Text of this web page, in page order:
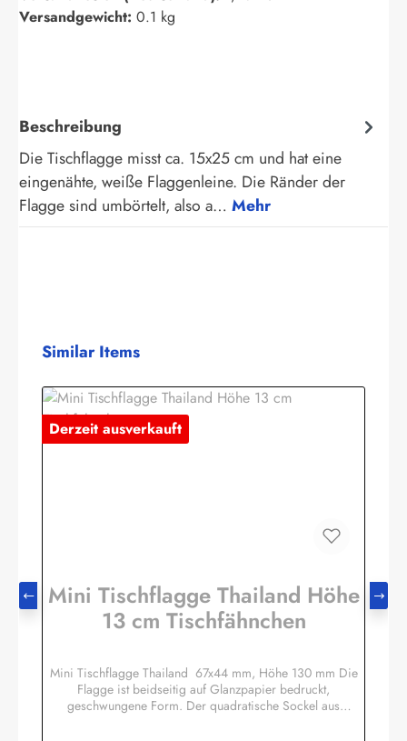
Versandgewicht: 0.1 kg
Beschreibung
Die Tischflagge misst ca. 15x25 cm und hat eine
eingenähte, weiße Flaggenleine. Die Ränder der
Flagge sind umbörtelt, also a… Mehr
Produktgalerie überspringen
Similar Items
Derzeit ausverkauft
Mini Tischflagge Thailand Höhe
13 cm Tischfähnchen
Mini Tischflagge Thailand 67x44 mm, Höhe 130 mm Die
Flagge ist beidseitig auf Glanzpapier bedruckt,
geschwungene Form. Der quadratische Sockel aus